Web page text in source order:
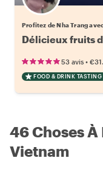
Profitez de Nha Trang
Délicieux fruits
53 avis •
FOOD & DRINK TASTING
46 Choses À
Vietnam